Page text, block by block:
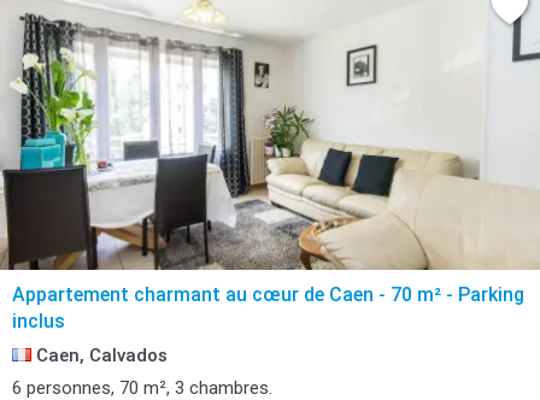
Appartement charmant au cœur de Caen - 70 m² - Parking
inclus
Caen, Calvados
6 personnes, 70 m², 3 chambres.